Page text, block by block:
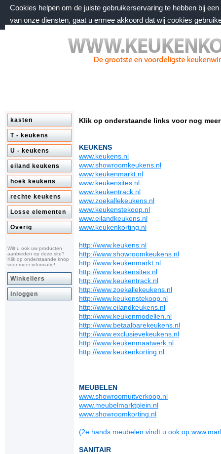
Cookies helpen om de juiste gebruikerservaring te hebben bij
van onze diensten, gaat u ermee akkoord dat wij cookies
zaterdag 8 augustus 2026, 20:20 uur
Welkom bij keukenkorting.nl
kasten
T - keukens
U - keukens
eiland keukens
hoek keukens
rechte keukens
Losse elementen
Overig
Wilt u ook uw producten
aanbieden op deze site?
Klik op onderstaande knop
voor meer informatie!
Winkeliers
Inloggen
Klik op onderstaande links voor nog
KEUKENS
www.keukens.nl
www.showroomkeukens.nl
www.keukenmarkt.nl
www.keukensites.nl
www.keukentrack.nl
www.zoekallekeukens.nl
www.keukenstekoop.nl
www.eilandkeukens.nl
www.keukenkorting.nl
http://www.keukens.nl
http://www.showroomkeukens.nl
http://www.keukenmarkt.nl
http://www.keukensites.nl
http://www.keukentrack.nl
http://www.zoekallekeukens.nl
http://www.keukenstekoop.nl
http://www.eilandkeukens.nl
http://www.keukenmodellen.nl
http://www.betaalbarekeukens.nl
http://www.exclusievekeukens.nl
http://www.keukenmaatwerk.nl
http://www.keukenkorting.nl
MEUBELEN
www.showroomuitverkoop.nl
www.meubelmarktplein.nl
www.showroomkorting.nl
(2e hands meubelen vindt u ook op
SANITAIR